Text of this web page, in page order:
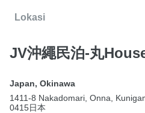
Lokasi
JV沖繩民泊-丸
Japan, Okinawa
1411-8 Nakadomari, Onna,
0415日本